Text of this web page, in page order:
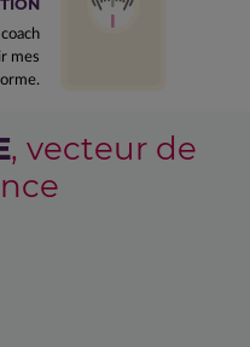
mes
, vecteur de